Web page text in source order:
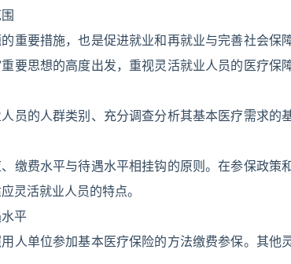
重要措施，也是促进就业和再就业与完善社会保
要思想的高度出发，重视灵活就业人员的医疗保
员的人群类别、充分调查分析其基本医疗需求的
缴费水平与待遇水平相挂钩的原则。在参保政策
灵活就业人员的特点。
平
人单位参加基本医疗保险的方法缴费参保。其他